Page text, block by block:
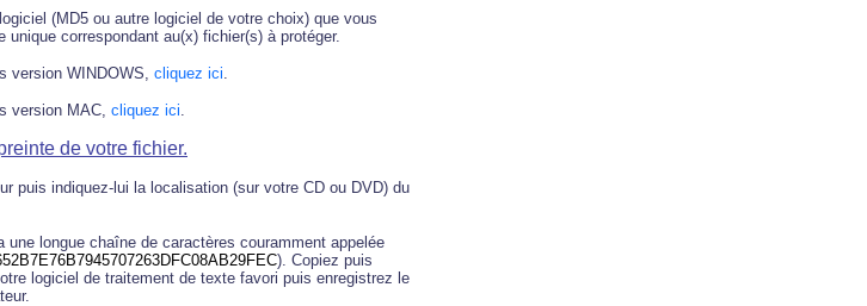
(MD5 ou autre logiciel de votre choix) que vous
correspondant au(x) fichier(s) à protéger.
version WINDOWS, cliquez ici.
version MAC, cliquez ici.
de votre fichier.
puis indiquez-lui la localisation (sur votre CD ou DVD) du
longue chaîne de caractères couramment appelée
). Copiez puis
logiciel de traitement de texte favori puis enregistrez le